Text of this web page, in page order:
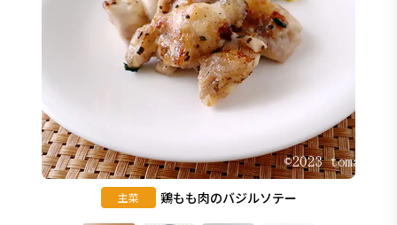
主菜 鶏もも肉のバジルソテー